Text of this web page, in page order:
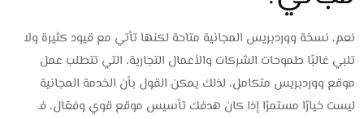
نعم، نسخة ووردبريس المجانية متاحة لكنها تأتي مع قيود كثيرة ولا
تلبي غالبًا طموحات الشركات والأعمال التجارية، التي تتطلب عمل
موقع ووردبريس متكامل، لذلك يمكن القول بأن الخدمة المجانية
ليست خيارًا مستمرًا إذا كان هدفك تأسيس موقع قوي وفعّال، فـ